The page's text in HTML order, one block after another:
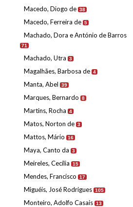
Macedo, Diogo de 38
Macedo, Ferreira de 5
Machado, Dora e António de Barros
71
Machado, Utra 3
Magalhães, Barbosa de 4
Manta, Abel 39
Marques, Bernardo 8
Martins, Rocha 4
Matos, Norton de 3
Mattos, Mário 16
Maya, Canto da 3
Meireles, Cecília 15
Mendes, Francisco 17
Miguéis, José Rodrigues 105
Monteiro, Adolfo Casais 13